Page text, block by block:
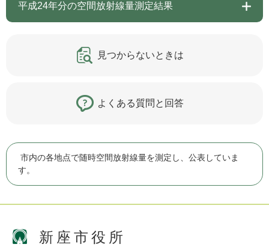
平成24年分の空間放射線量測定結果
見つからないときは
よくある質問と回答
市内の各地点で随時空間放射線量を測定し、公表していま
す。
新座市役所